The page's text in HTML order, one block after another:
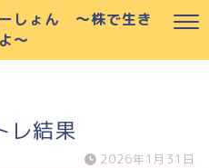
しょん ～株で生き
～
レ結果
2026年1月31日